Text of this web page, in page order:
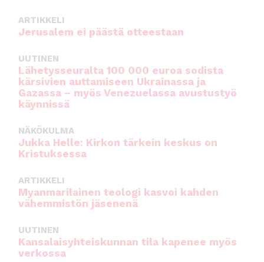
ARTIKKELI
Jerusalem ei päästä otteestaan
UUTINEN
Lähetysseuralta 100 000 euroa sodista
kärsivien auttamiseen Ukrainassa ja
Gazassa – myös Venezuelassa avustustyö
käynnissä
NÄKÖKULMA
Jukka Helle: Kirkon tärkein keskus on
Kristuksessa
ARTIKKELI
Myanmarilainen teologi kasvoi kahden
vähemmistön jäsenenä
UUTINEN
Kansalaisyhteiskunnan tila kapenee myös
verkossa